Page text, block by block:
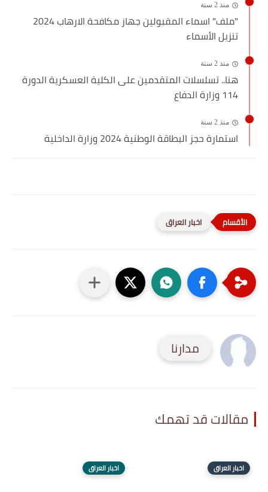
منذ 2 سنة
"ملف" اسماء المقبولين جهاز مكافحة الارهاب 2024
تنزيل الأسماء
منذ 2 سنة
هنا.. تسلسلات المتقدمين على الكلية العسكرية الدورة
114 وزارة الدفاع
منذ 2 سنة
استمارة حجز البطاقة الوطنية 2024 وزارة الداخلية
اخبار العراق
مدارنا
مقالات قد تهمك
اخبار العراق اخبار العراق